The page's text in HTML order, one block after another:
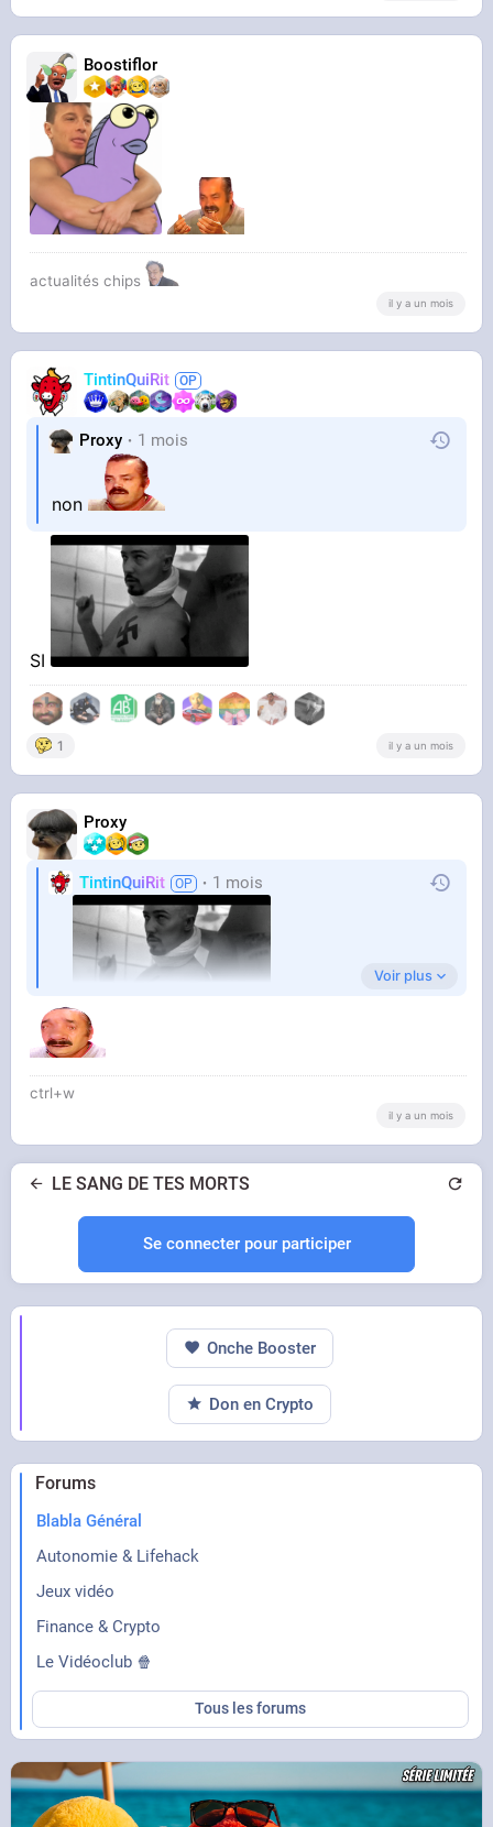
Boostiflor
actualités chips
il y a un mois
TintinQuiRit
Proxy 1 mois
non
SI
1 il y a un mois
Proxy
TintinQuiRit 1 mois
SI
Voir plus
ctrl+w
il y a un mois
LE SANG DE TES MORTS
Se connecter pour participer
Forums
Blabla Général
Autonomie & Lifehack
Jeux vidéo
Finance & Crypto
Le Vidéoclub 🍿
Tous les forums
Onche Booster
Don en Crypto